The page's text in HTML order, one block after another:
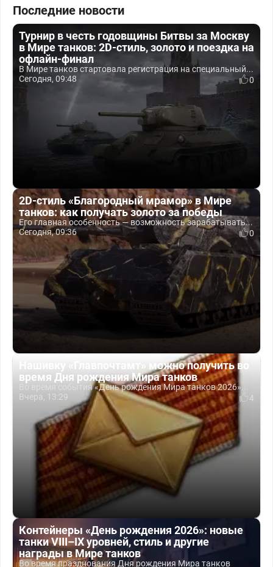
Последние новости
Турнир в честь годовщины Битвы за Москву
в Мире танков: 2D-стиль, золото и поездка на
офлайн-финал
В Мире танков стартовала регистрация на специальный...
Сегодня, 09:48
0
2D-стиль «Благородный мрамор» в Мире
танков: как получать золото за победы
Его главная особенность — возможность зарабатывать...
Сегодня, 09:36
0
Нашивку «Главпочтамт» можно получить во
время Дня рождения Мира танков
Во время события «День рождения Мира танков 2026»...
Вчера, 13:29
4
Контейнеры «День рождения 2026»: новые
танки VIII–IX уровней, стиль и другие
награды в Мире танков
Во время празднования Дня рождения Мира танков